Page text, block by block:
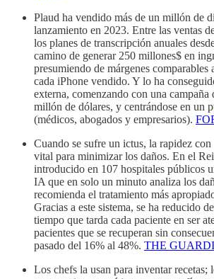
Plaud ha vendido más de un millón de
lanzamiento en 2023. Entre las ventas
los planes de transcripción anuales
camino de generar 250 millones$ en
presumiendo de márgenes
cada iPhone vendido. Y lo ha
externa, comenzando con una campaña
millón de dólares, y centrándose en un
(médicos, abogados y empresarios).
Cuando se sufre un ictus, la rapidez con
vital para minimizar los daños. En el
introducido en 107 hospitales públicos
IA que en solo un minuto analiza los
recomienda el tratamiento más
Gracias a este sistema, se ha reducido
tiempo que tarda cada paciente en ser
pacientes que se recuperan sin
pasado del 16% al 48%. THE
Los chefs la usan para inventar recetas;